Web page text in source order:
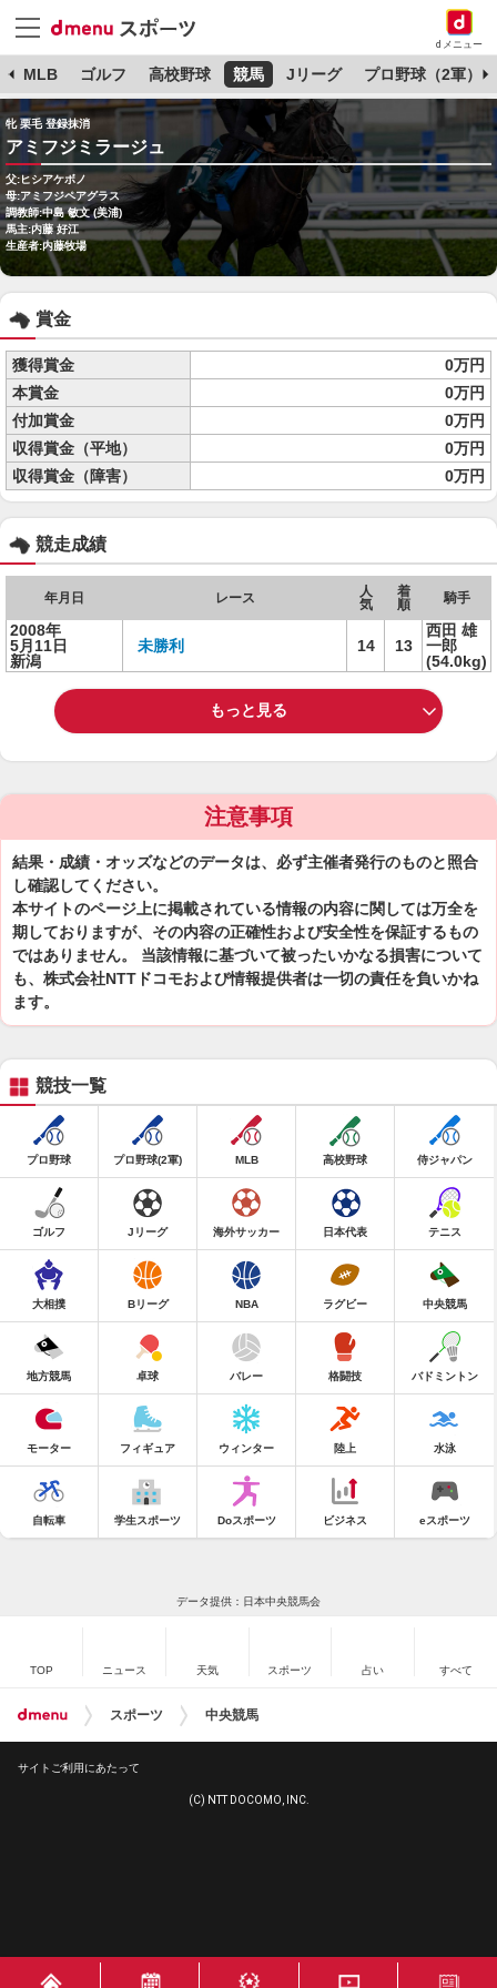
dメニュー
MLB ゴルフ 高校野球 競馬 Jリーグ プロ野球（2軍）
牝 栗毛 登録抹消
アミフジミラージュ
父:ヒシアケボノ
母:アミフジペアグラス
調教師:中島 敏文 (美浦)
馬主:内藤 好江
生産者:内藤牧場
賞金
獲得賞金
0万円
本賞金
0万円
付加賞金
0万円
収得賞金（平地）
0万円
収得賞金（障害）
0万円
競走成績
年月日 レース
人
気
着
順
騎手
2008年
5月11日
新潟
未勝利 14 13
西田 雄
一郎
(54.0kg)
もっと見る
注意事項
結果・成績・オッズなどのデータは、必ず主催者発行のものと照合
し確認してください。
本サイトのページ上に掲載されている情報の内容に関しては万全を
期しておりますが、その内容の正確性および安全性を保証するもの
ではありません。 当該情報に基づいて被ったいかなる損害について
も、株式会社NTTドコモおよび情報提供者は一切の責任を負いかね
ます。
競技一覧
プロ野球 プロ野球(2軍) MLB 高校野球 侍ジャパン
ゴルフ Jリーグ 海外サッカー 日本代表 テニス
大相撲 Bリーグ NBA ラグビー 中央競馬
地方競馬 卓球 バレー 格闘技 バドミントン
モーター フィギュア ウィンター 陸上 水泳
自転車 学生スポーツ Doスポーツ ビジネス eスポーツ
データ提供：日本中央競馬会
TOP ニュース 天気 スポーツ 占い すべて
スポーツ 中央競馬
サイトご利用にあたって
(C) NTT DOCOMO, INC.